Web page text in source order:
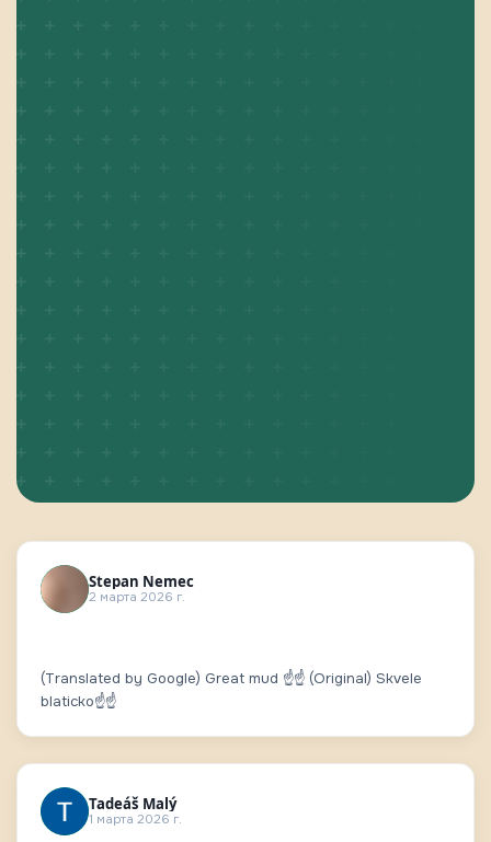
Stepan Nemec
2 марта 2026 г.
(Translated by Google) Great mud ☝️☝️ (Original) Skvele
blaticko☝️☝️
Tadeáš Malý
1 марта 2026 г.